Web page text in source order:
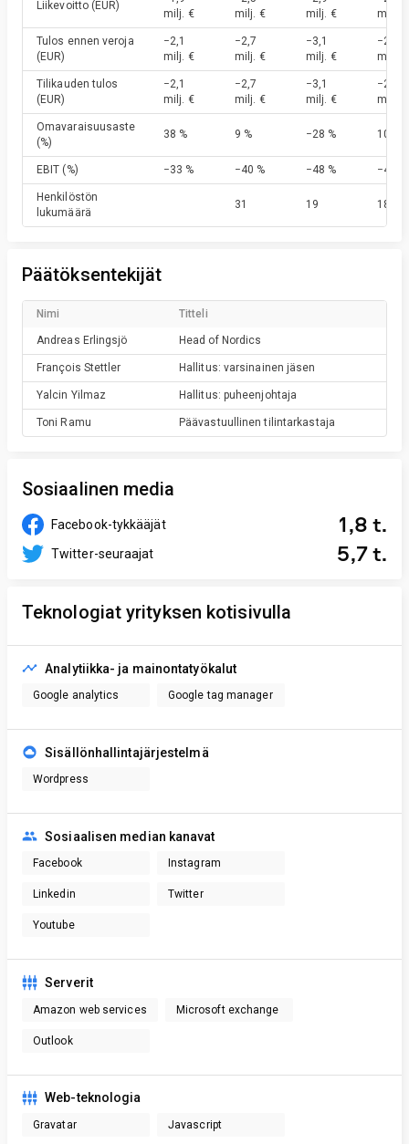
Liikevoitto (EUR)
milj. €
milj. €
milj. €
milj. €
Tulos ennen veroja
(EUR)
−2,1
milj. €
−2,7
milj. €
−3,1
milj. €
−2,1
milj. €
Tilikauden tulos
(EUR)
−2,1
milj. €
−2,7
milj. €
−3,1
milj. €
−2,1
milj. €
Omavaraisuusaste
(%)
38 % 9 % −28 % 10 %
EBIT (%) −33 % −40 % −48 % −40 %
Henkilöstön
lukumäärä
31 19 18
Päätöksentekijät
Nimi Titteli
Andreas Erlingsjö Head of Nordics
François Stettler Hallitus: varsinainen jäsen
Yalcin Yilmaz Hallitus: puheenjohtaja
Toni Ramu Päävastuullinen tilintarkastaja
Sosiaalinen media
Facebook-tykkääjät 1,8 t.
Twitter-seuraajat 5,7 t.
Teknologiat yrityksen kotisivulla
Analytiikka- ja mainontatyökalut
Google analytics Google tag manager
Sisällönhallintajärjestelmä
Wordpress
Sosiaalisen median kanavat
Facebook Instagram
Linkedin Twitter
Youtube
Serverit
Amazon web services Microsoft exchange
Outlook
Web-teknologia
Gravatar Javascript